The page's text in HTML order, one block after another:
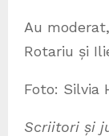
Au
Rotariu și
Foto: Silvia
Scriitori și